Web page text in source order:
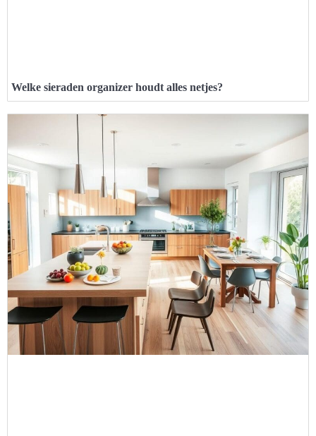
Welke sieraden organizer houdt alles netjes?